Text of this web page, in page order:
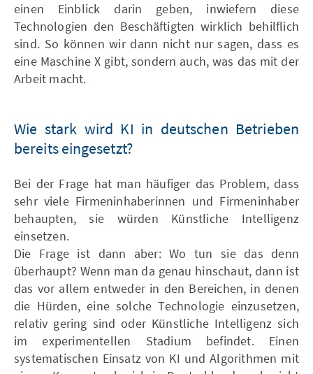
einen Einblick darin geben, inwiefern diese
Technologien den Beschäftigten wirklich behilflich
sind. So können wir dann nicht nur sagen, dass es
eine Maschine X gibt, sondern auch, was das mit der
Arbeit macht.
Wie stark wird KI in deutschen Betrieben
bereits eingesetzt?
Bei der Frage hat man häufiger das Problem, dass
sehr viele Firmeninhaberinnen und Firmeninhaber
behaupten, sie würden Künstliche Intelligenz
einsetzen.
Die Frage ist dann aber: Wo tun sie das denn
überhaupt? Wenn man da genau hinschaut, dann ist
das vor allem entweder in den Bereichen, in denen
die Hürden, eine solche Technologie einzusetzen,
relativ gering sind oder Künstliche Intelligenz sich
im experimentellen Stadium befindet. Einen
systematischen Einsatz von KI und Algorithmen mit